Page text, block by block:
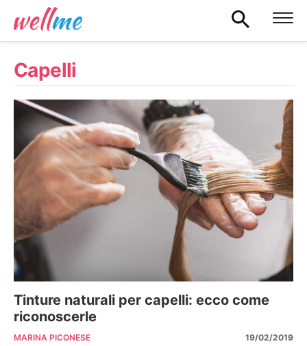
Capelli
Tinture naturali per capelli: ecco come
riconoscerle
MARINA PICONESE 19/02/2019